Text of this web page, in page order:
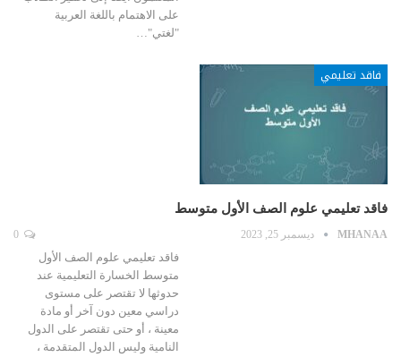
على الاهتمام باللغة العربية
"لغتي"…
فاقد تعليمي
فاقد تعليمي علوم الصف الأول متوسط
MHANAA ديسمبر 25, 2023
فاقد تعليمي علوم الصف الأول
متوسط الخسارة التعليمية عند
حدوثها لا تقتصر على مستوى
دراسي معين دون آخر أو مادة
معينة ، أو حتى تقتصر على الدول
النامية وليس الدول المتقدمة ،